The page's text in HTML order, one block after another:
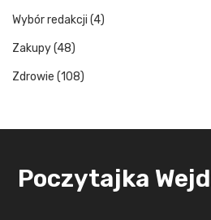
Wybór redakcji (4)
Zakupy(48)
Zdrowie (108)
Poczytajka